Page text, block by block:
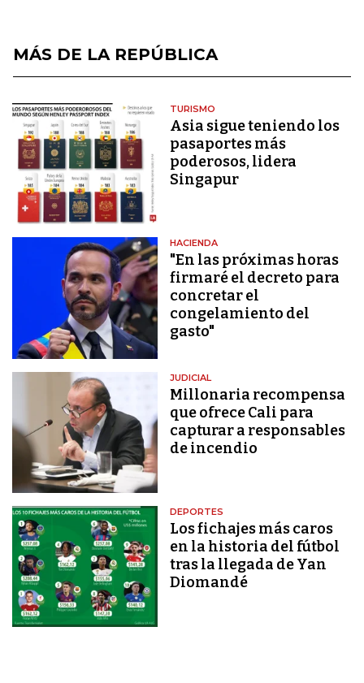
MÁS DE LA REPÚBLICA
TURISMO
Asia sigue teniendo los
pasaportes más
poderosos, lidera
Singapur
HACIENDA
"En las próximas horas
firmaré el decreto para
concretar el
congelamiento del
gasto"
JUDICIAL
Millonaria recompensa
que ofrece Cali para
capturar a responsables
de incendio
DEPORTES
Los fichajes más caros
en la historia del fútbol
tras la llegada de Yan
Diomandé